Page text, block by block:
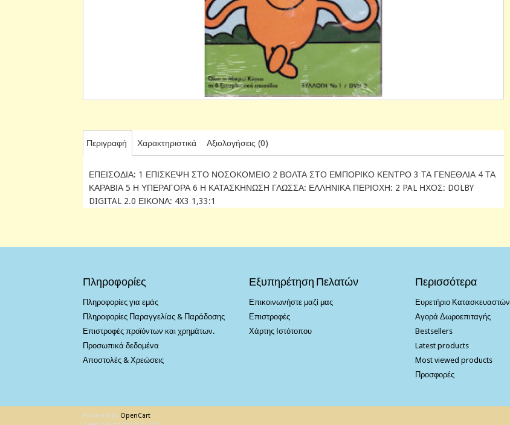
Περιγραφή Χαρακτηριστικά Αξιολογήσεις (0)
ΕΠΕΙΣΟΔΙΑ: 1 ΕΠΙΣΚΕΨΗ ΣΤΟ ΝΟΣΟΚΟΜΕΙΟ 2 ΒΟΛΤΑ ΣΤΟ ΕΜΠΟΡΙΚΟ ΚΕΝΤΡΟ 3 ΤΑ ΓΕΝΕΘΛΙΑ 4 ΤΑ
ΚΑΡΑΒΙΑ 5 Η ΥΠΕΡΑΓΟΡΑ 6 Η ΚΑΤΑΣΚΗΝΩΣΗ ΓΛΩΣΣΑ: ΕΛΛΗΝΙΚΑ ΠΕΡΙΟΧΗ: 2 PAL ΗΧΟΣ: DOLBY
DIGITAL 2.0 ΕΙΚΟΝΑ: 4X3 1,33:1
Πληροφορίες
Πληροφορίες για εμάς
Πληροφορίες Παραγγελίας & Παράδοσης
Επιστροφές προϊόντων και χρημάτων.
Προσωπικά δεδομένα
Αποστολές & Χρεώσεις
Εξυπηρέτηση Πελατών
Επικοινωνήστε μαζί μας
Επιστροφές
Χάρτης Ιστότοπου
Περισσότερα
Ευρετήριο Κατασκευαστών
Αγορά Δωροεπιταγής
Bestsellers
Latest products
Most viewed products
Προσφορές
Powered By OpenCart